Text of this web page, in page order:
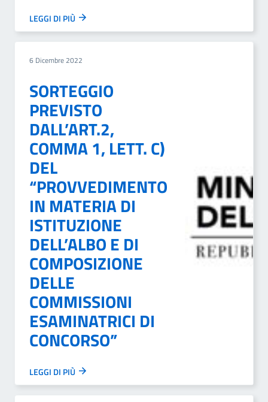
LEGGI DI PIÙ
6 Dicembre 2022
SORTEGGIO
PREVISTO
DALL’ART.2,
COMMA 1, LETT. C)
DEL
“PROVVEDIMENTO
IN MATERIA DI
ISTITUZIONE
DELL’ALBO E DI
COMPOSIZIONE
DELLE
COMMISSIONI
ESAMINATRICI DI
CONCORSO”
LEGGI DI PIÙ